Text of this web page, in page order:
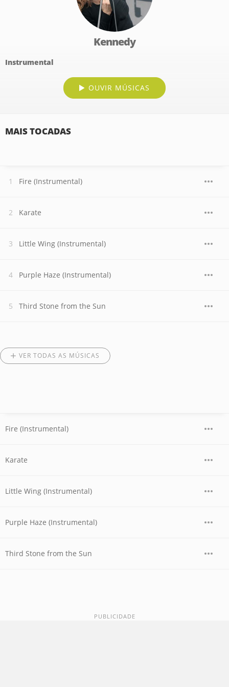
Kennedy
Instrumental
OUVIR MÚSICAS
MAIS TOCADAS
Fire (Instrumental)
Karate
Little Wing (Instrumental)
Purple Haze (Instrumental)
Third Stone from the Sun
VER TODAS AS MÚSICAS
Fire (Instrumental)
Karate
Little Wing (Instrumental)
Purple Haze (Instrumental)
Third Stone from the Sun